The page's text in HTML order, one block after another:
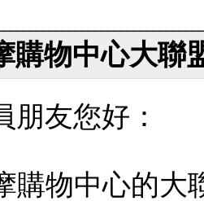
購物中心大聯
朋友您好：
購物中心的大